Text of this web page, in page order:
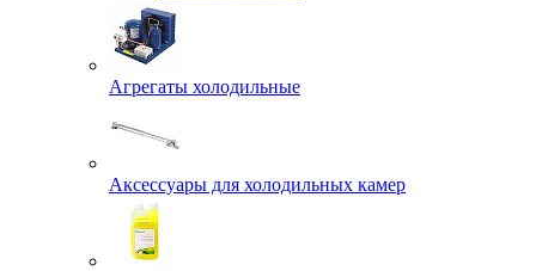
Агрегаты холодильные
Аксессуары для холодильных камер